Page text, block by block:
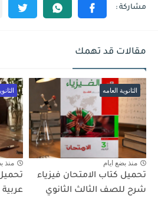
مقالات قد تهمك
الثانوية العامه
منذ بضع ايام
تحميل كتاب الامتحان فيزياء
شرح للصف الثالث الثانوي
منذ